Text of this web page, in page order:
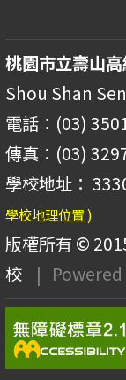
桃園市立壽山
Shou Shan
電話：(03)
傳真：(03)
學校地址：
學校地理位置 )
版權所有 ©
校
| Powered